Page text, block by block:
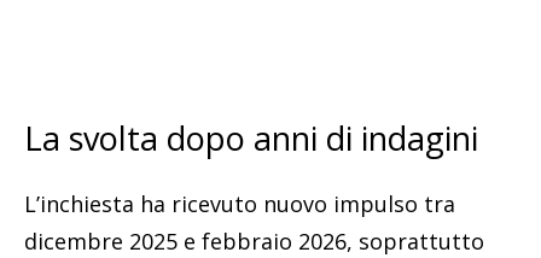
La svolta dopo anni di indagini
L’inchiesta ha ricevuto nuovo impulso tra
dicembre 2025 e febbraio 2026, soprattutto